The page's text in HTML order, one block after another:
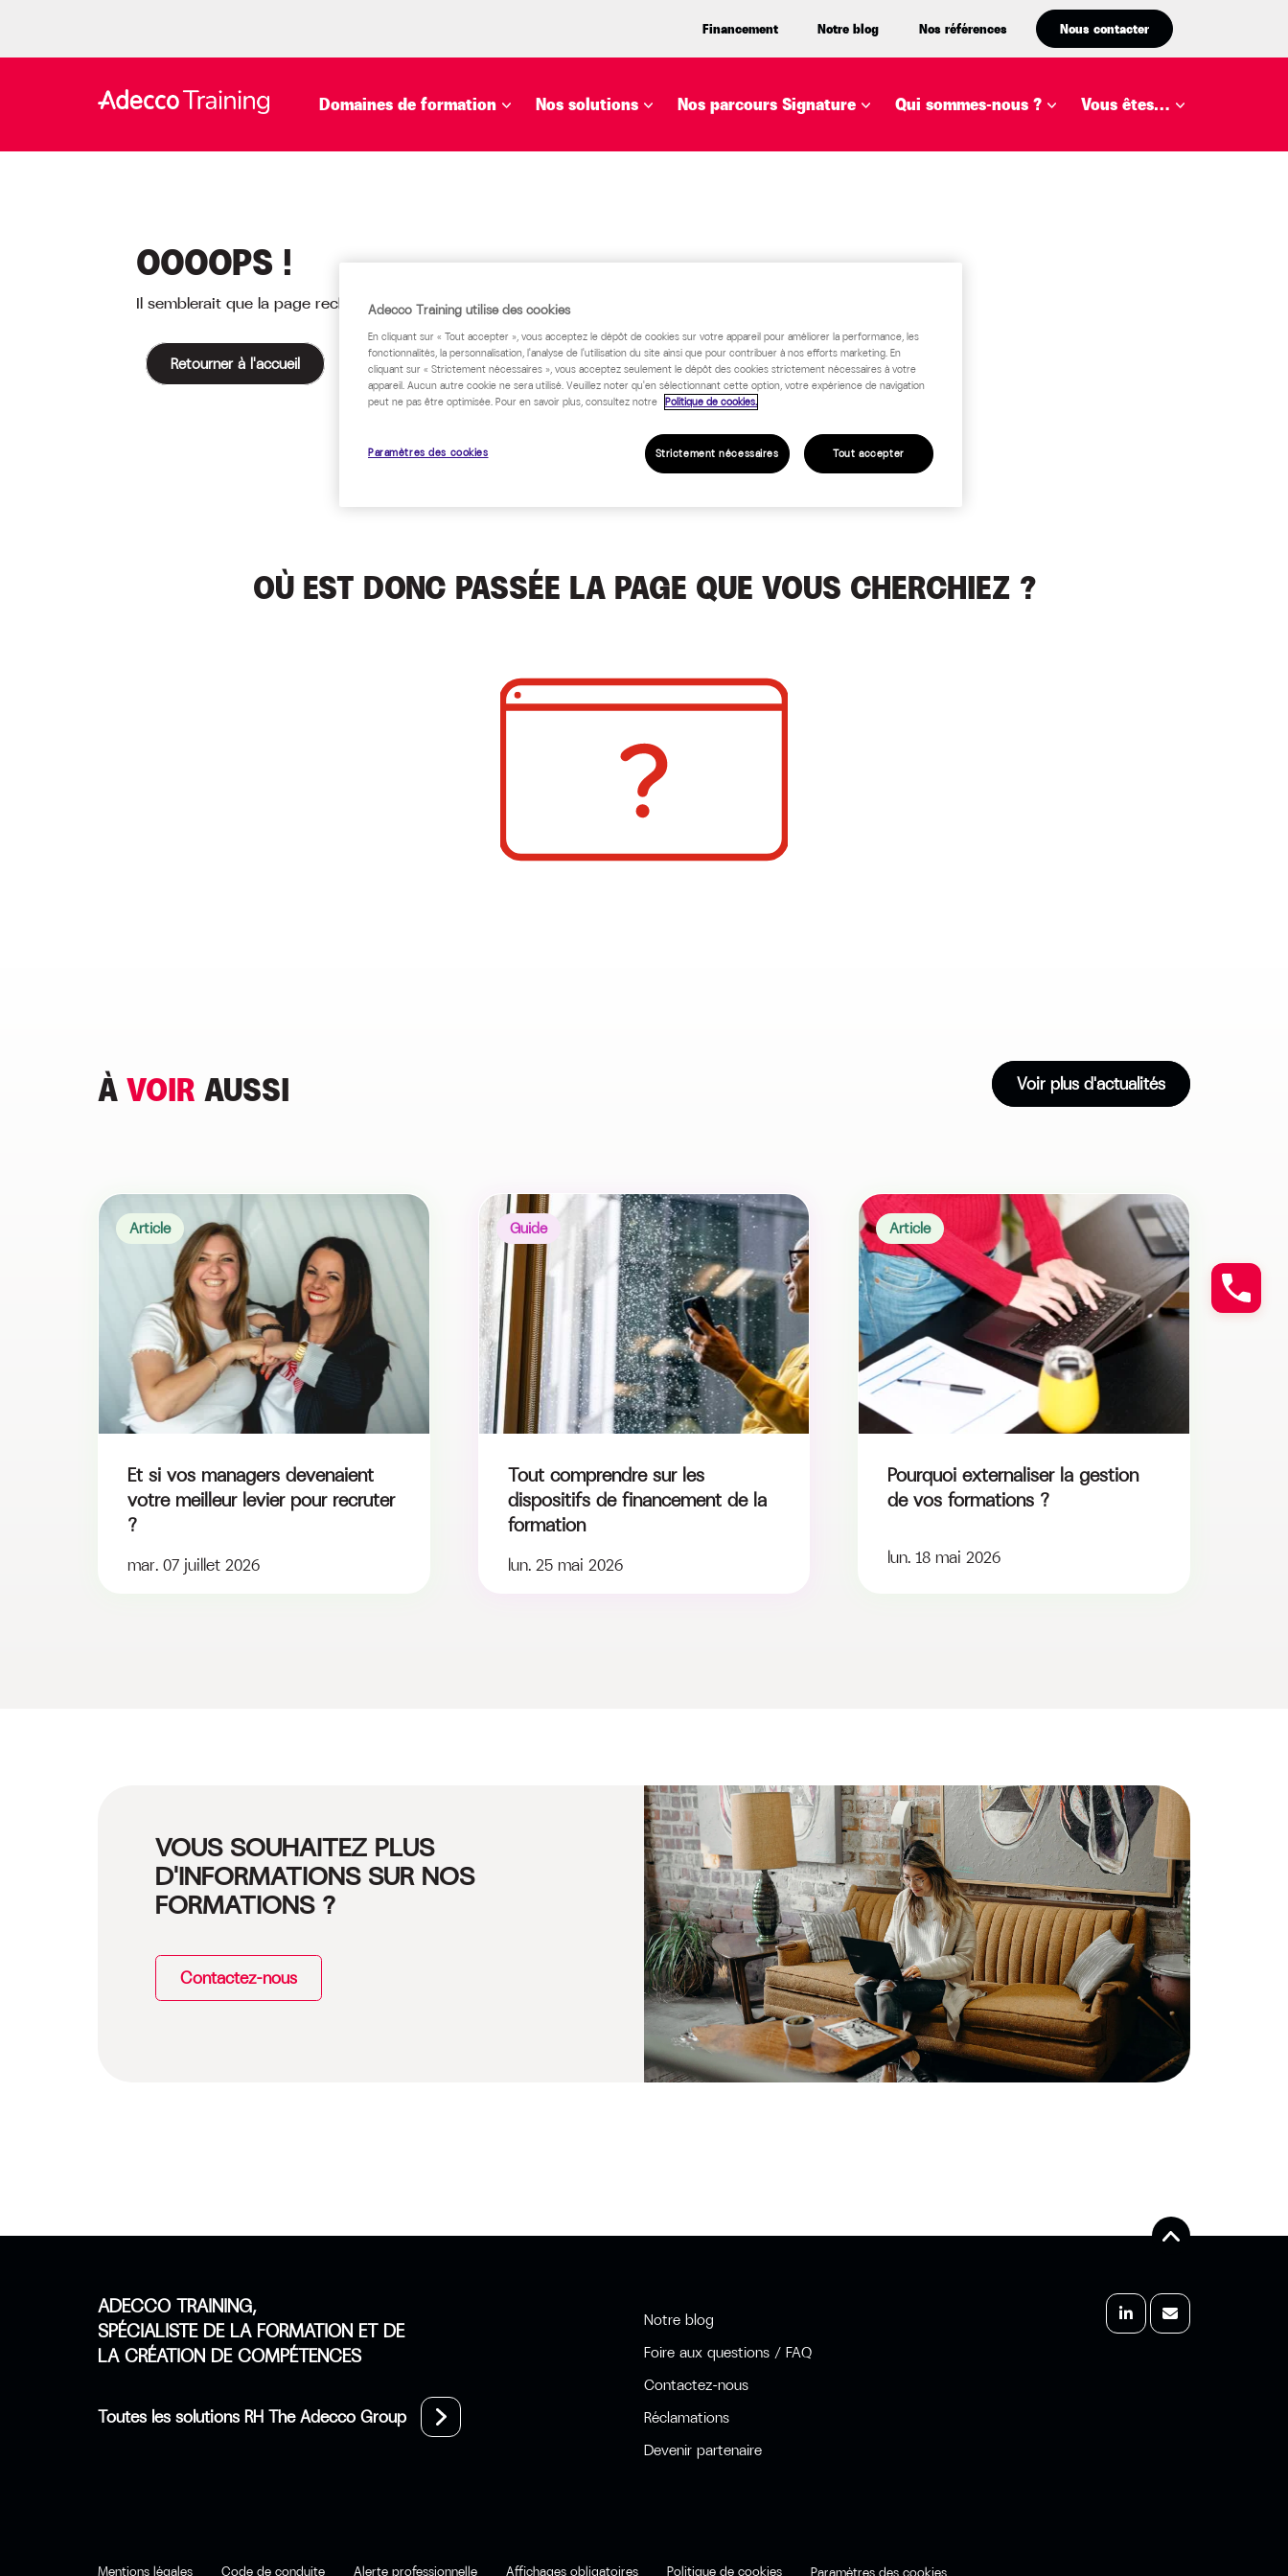
Financement Notre blog Nos références Nous contacter
Domaines de formation Nos solutions Nos parcours Signature Qui sommes-nous ? Vous êtes…
OOOOPS !
Il semblerait que la page recherchée n'existe pas...
Retourner à l'accueil
OÙ EST DONC PASSÉE LA PAGE QUE VOUS CHERCHIEZ ?
À VOIR AUSSI Voir plus d'actualités
Article
Et si vos managers devenaient
votre meilleur levier pour recruter
?
mar. 07 juillet 2026
Guide
Tout comprendre sur les
dispositifs de financement de la
formation
lun. 25 mai 2026
Article
Pourquoi externaliser la gestion
de vos formations ?
lun. 18 mai 2026
VOUS SOUHAITEZ PLUS
D'INFORMATIONS SUR NOS
FORMATIONS ?
Contactez-nous
ADECCO TRAINING,
SPÉCIALISTE DE LA FORMATION ET DE
LA CRÉATION DE COMPÉTENCES
Toutes les solutions RH The Adecco Group
Notre blog
Foire aux questions / FAQ
Contactez-nous
Réclamations
Devenir partenaire
Mentions légales Code de conduite Alerte professionnelle Affichages obligatoires Politique de cookies
Adecco Training utilise des cookies
En cliquant sur « Tout accepter », vous acceptez le dépôt de cookies sur votre appareil pour améliorer la performance, les
fonctionnalités, la personnalisation, l'analyse de l'utilisation du site ainsi que pour contribuer à nos efforts marketing. En
cliquant sur « Strictement nécessaires », vous acceptez seulement le dépôt des cookies strictement nécessaires à votre
appareil. Aucun autre cookie ne sera utilisé. Veuillez noter qu'en sélectionnant cette option, votre expérience de navigation
peut ne pas être optimisée. Pour en savoir plus, consultez notre Politique de cookies.
Paramètres des cookies Strictement nécessaires Tout accepter